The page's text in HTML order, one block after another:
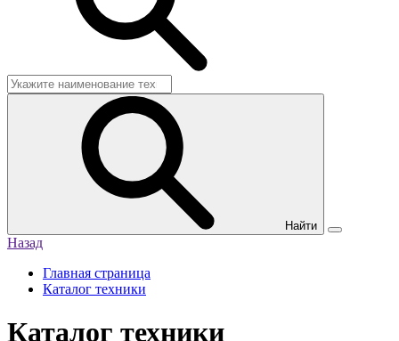
Найти
Назад
Главная страница
Каталог техники
Каталог техники